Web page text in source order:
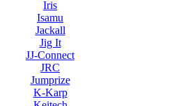
Iris
Isamu
Jackall
Jig It
JJ-Connect
JRC
Jumprize
K-Karp